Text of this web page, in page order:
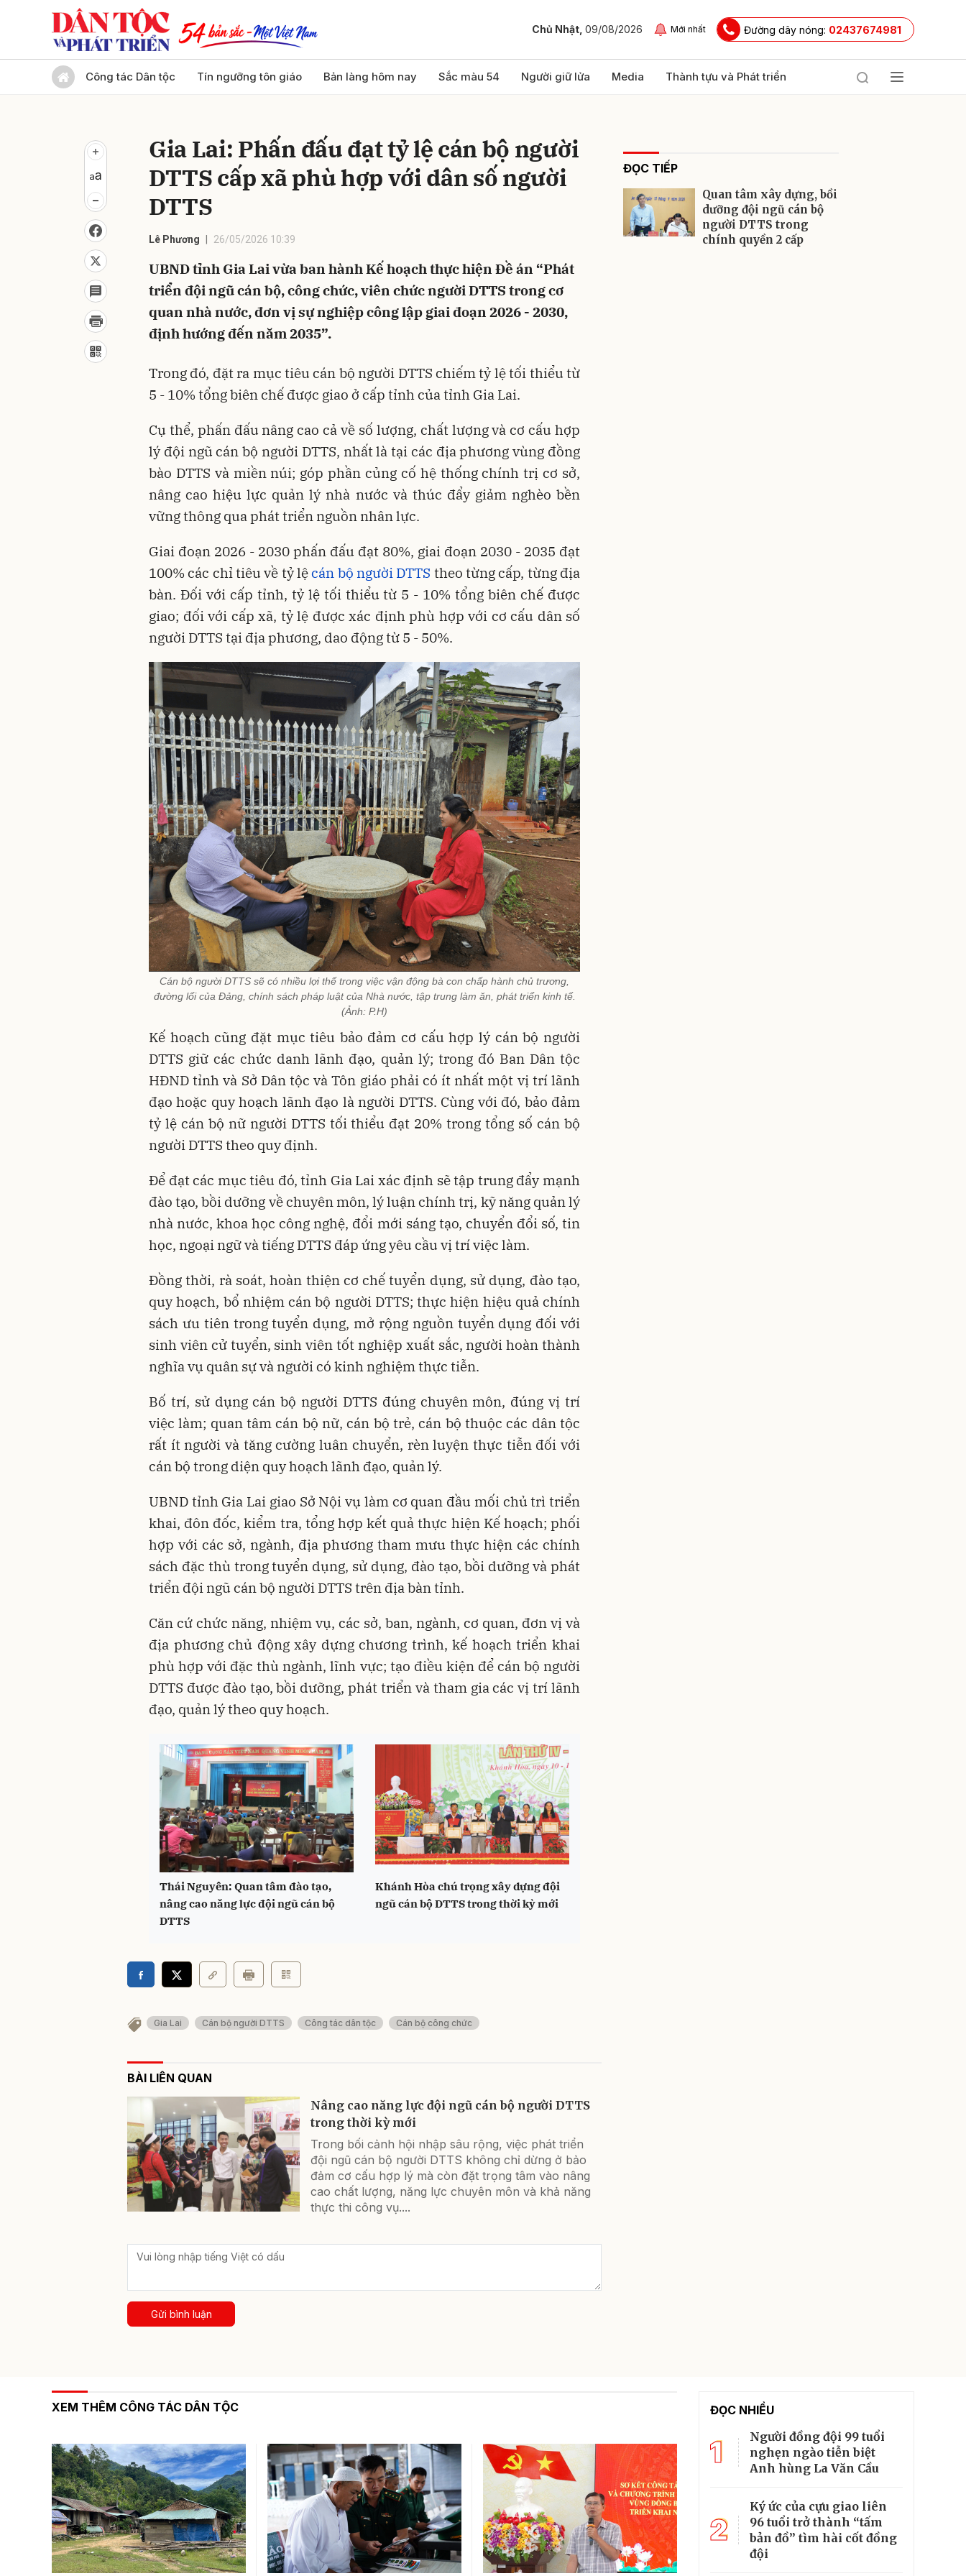
Chủ Nhật, 09/08/2026 Mới nhất Đường dây nóng: 02437674981
Công tác Dân tộc Tín ngưỡng tôn giáo Bản làng hôm nay Sắc màu 54 Người giữ lửa Media Thành tựu và Phát triển
Gia Lai: Phấn đấu đạt tỷ lệ cán bộ người
DTTS cấp xã phù hợp với dân số người
DTTS
Lê Phương 26/05/2026 10:39
UBND tỉnh Gia Lai vừa ban hành Kế hoạch thực hiện Đề án “Phát
triển đội ngũ cán bộ, công chức, viên chức người DTTS trong cơ
quan nhà nước, đơn vị sự nghiệp công lập giai đoạn 2026 - 2030,
định hướng đến năm 2035”.
Trong đó, đặt ra mục tiêu cán bộ người DTTS chiếm tỷ lệ tối thiểu từ
5 - 10% tổng biên chế được giao ở cấp tỉnh của tỉnh Gia Lai.
Cụ thể, phấn đấu nâng cao cả về số lượng, chất lượng và cơ cấu hợp
lý đội ngũ cán bộ người DTTS, nhất là tại các địa phương vùng đồng
bào DTTS và miền núi; góp phần củng cố hệ thống chính trị cơ sở,
nâng cao hiệu lực quản lý nhà nước và thúc đẩy giảm nghèo bền
vững thông qua phát triển nguồn nhân lực.
Giai đoạn 2026 - 2030 phấn đấu đạt 80%, giai đoạn 2030 - 2035 đạt
100% các chỉ tiêu về tỷ lệcán bộ người DTTS theo từng cấp, từng địa
bàn. Đối với cấp tỉnh, tỷ lệ tối thiểu từ 5 - 10% tổng biên chế được
giao; đối với cấp xã, tỷ lệ được xác định phù hợp với cơ cấu dân số
người DTTS tại địa phương, dao động từ 5 - 50%.
Cán bộ người DTTS sẽ có nhiều lợi thế trong việc vận động bà con chấp hành chủ trương,
đường lối của Đảng, chính sách pháp luật của Nhà nước, tập trung làm ăn, phát triển kinh tế.
(Ảnh: P.H)
Kế hoạch cũng đặt mục tiêu bảo đảm cơ cấu hợp lý cán bộ người
DTTS giữ các chức danh lãnh đạo, quản lý; trong đó Ban Dân tộc
HĐND tỉnh và Sở Dân tộc và Tôn giáo phải có ít nhất một vị trí lãnh
đạo hoặc quy hoạch lãnh đạo là người DTTS. Cùng với đó, bảo đảm
tỷ lệ cán bộ nữ người DTTS tối thiểu đạt 20% trong tổng số cán bộ
người DTTS theo quy định.
Để đạt các mục tiêu đó, tỉnh Gia Lai xác định sẽ tập trung đẩy mạnh
đào tạo, bồi dưỡng về chuyên môn, lý luận chính trị, kỹ năng quản lý
nhà nước, khoa học công nghệ, đổi mới sáng tạo, chuyển đổi số, tin
học, ngoại ngữ và tiếng DTTS đáp ứng yêu cầu vị trí việc làm.
Đồng thời, rà soát, hoàn thiện cơ chế tuyển dụng, sử dụng, đào tạo,
quy hoạch, bổ nhiệm cán bộ người DTTS; thực hiện hiệu quả chính
sách ưu tiên trong tuyển dụng, mở rộng nguồn tuyển dụng đối với
sinh viên cử tuyển, sinh viên tốt nghiệp xuất sắc, người hoàn thành
nghĩa vụ quân sự và người có kinh nghiệm thực tiễn.
Bố trí, sử dụng cán bộ người DTTS đúng chuyên môn, đúng vị trí
việc làm; quan tâm cán bộ nữ, cán bộ trẻ, cán bộ thuộc các dân tộc
rất ít người và tăng cường luân chuyển, rèn luyện thực tiễn đối với
cán bộ trong diện quy hoạch lãnh đạo, quản lý.
UBND tỉnh Gia Lai giao Sở Nội vụ làm cơ quan đầu mối chủ trì triển
khai, đôn đốc, kiểm tra, tổng hợp kết quả thực hiện Kế hoạch; phối
hợp với các sở, ngành, địa phương tham mưu thực hiện các chính
sách đặc thù trong tuyển dụng, sử dụng, đào tạo, bồi dưỡng và phát
triển đội ngũ cán bộ người DTTS trên địa bàn tỉnh.
Căn cứ chức năng, nhiệm vụ, các sở, ban, ngành, cơ quan, đơn vị và
địa phương chủ động xây dựng chương trình, kế hoạch triển khai
phù hợp với đặc thù ngành, lĩnh vực; tạo điều kiện để cán bộ người
DTTS được đào tạo, bồi dưỡng, phát triển và tham gia các vị trí lãnh
đạo, quản lý theo quy hoạch.
Thái Nguyên: Quan tâm đào tạo,
nâng cao năng lực đội ngũ cán bộ
DTTS
Khánh Hòa chú trọng xây dựng đội
ngũ cán bộ DTTS trong thời kỳ mới
Gia Lai Cán bộ người DTTS Công tác dân tộc Cán bộ công chức
BÀI LIÊN QUAN
Nâng cao năng lực đội ngũ cán bộ người DTTS
trong thời kỳ mới
Trong bối cảnh hội nhập sâu rộng, việc phát triển
đội ngũ cán bộ người DTTS không chỉ dừng ở bảo
đảm cơ cấu hợp lý mà còn đặt trọng tâm vào nâng
cao chất lượng, năng lực chuyên môn và khả năng
thực thi công vụ....
Gửi bình luận
ĐỌC TIẾP
Quan tâm xây dựng, bồi
dưỡng đội ngũ cán bộ
người DTTS trong
chính quyền 2 cấp
XEM THÊM CÔNG TÁC DÂN TỘC ĐỌC NHIỀU
1
Người đồng đội 99 tuổi
nghẹn ngào tiễn biệt
Anh hùng La Văn Cầu
2
Ký ức của cựu giao liên
96 tuổi trở thành “tấm
bản đồ” tìm hài cốt đồng
đội
Gửi bình luận
Gửi